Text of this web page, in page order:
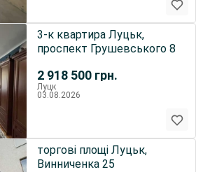
2 918 500 грн.
3-к квартира Луцьк,
проспект Грушевського 8
Луцк
03.08.2026
торгові площі Луцьк,
Винниченка 25